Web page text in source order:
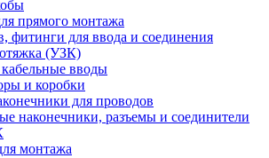
прямого монтажа
фитинги для ввода и соединения
(УЗК)
вводы
и коробки
для проводов
наконечники, разъемы и соединители
монтажа